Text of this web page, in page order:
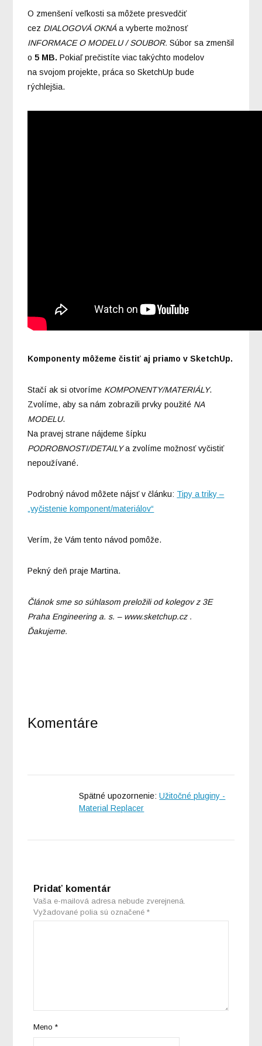
O zmenšení veľkosti sa môžete presvedčiť
cez DIALOGOVÁ OKNÁa vyberte možnosť
INFORMACE O MODELU / SOUBOR.Súbor sa zmenšil
o5 MB. Pokiaľ prečistíte viac takýchto modelov
na svojom projekte, práca so SketchUp bude
rýchlejšia.
Komponenty môžeme čistiť aj priamo v SketchUp.
Stačí ak si otvoríme KOMPONENTY/MATERIÁLY.
Zvolíme, aby sa nám zobrazili prvky použité NA
MODELU.
Na pravej strane nájdeme šípku
PODROBNOSTI/DETAILYa zvolíme možnosť vyčistiť
nepoužívané.
Podrobný návod môžete nájsť v článku: Tipy a triky –
„vyčistenie komponent/materiálov“
Verím, že Vám tento návod pomôže.
Pekný deň praje Martina.
Článok sme so súhlasom preložili od kolegov z 3E
Praha Engineering a. s. – www.sketchup.cz .
Ďakujeme.
Komentáre
Spätné upozornenie:Užitočné pluginy -
Material Replacer
Pridať komentár
Vaša e-mailová adresa nebude zverejnená.
Vyžadované polia sú označené*
Meno*